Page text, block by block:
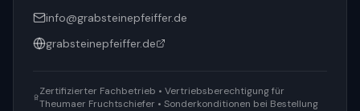
info@grabsteinepfeiffer.de
grabsteinepfeiffer.de
Zertifizierter Fachbetrieb • Vertriebsberechtigung für
Theumaer Fruchtschiefer • Sonderkonditionen bei Bestellung